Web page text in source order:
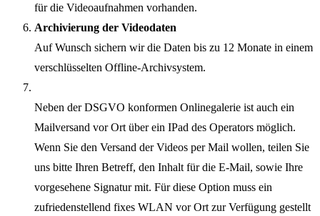
für die Videoaufnahmen vorhanden.
Archivierung der Videodaten
Auf Wunsch sichern wir die Daten bis zu 12 Monate in einem
verschlüsselten Offline-Archivsystem.
Neben der DSGVO konformen Onlinegalerie ist auch ein
Mailversand vor Ort über ein IPad des Operators möglich.
Wenn Sie den Versand der Videos per Mail wollen, teilen Sie
uns bitte Ihren Betreff, den Inhalt für die E-Mail, sowie Ihre
vorgesehene Signatur mit. Für diese Option muss ein
zufriedenstellend fixes WLAN vor Ort zur Verfügung gestellt